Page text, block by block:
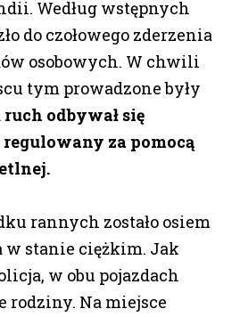
Według wstępnych
do czołowego zderzenia
osobowych. W chwili
tym prowadzone były
ruch odbywał się
regulowany za pomocą
rannych zostało osiem
w stanie ciężkim. Jak
w obu pojazdach
rodziny. Na miejsce